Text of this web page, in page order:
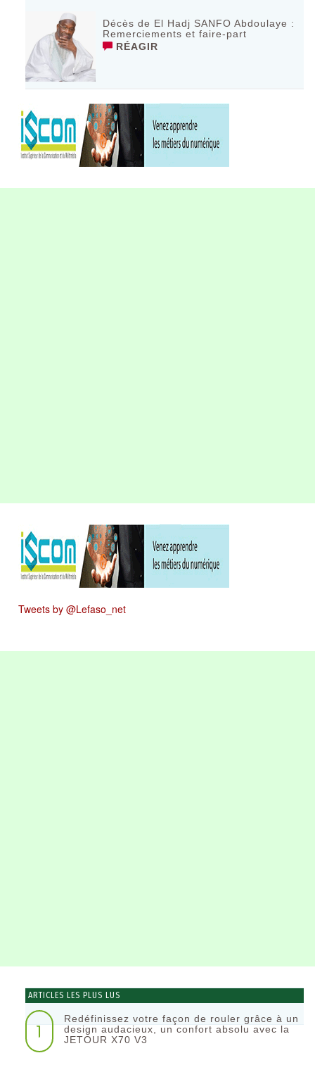
Décès de El Hadj SANFO Abdoulaye :
Remerciements et faire-part
RÉAGIR
Tweets by @Lefaso_net
ARTICLES LES PLUS LUS
1
Redéfinissez votre façon de rouler grâce à un
design audacieux, un confort absolu avec la
JETOUR X70 V3